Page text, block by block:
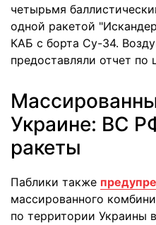
четырьмя
одной ракетой
КАБ с борта Су-34.
предоставляли отчет по
Украине: ВС
ракеты
Паблики также
массированного
по территории Украины